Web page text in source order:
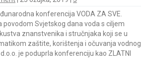
konferencija VODA ZA SVE.
povodom Svjetskog dana voda s ciljem
znanstvenika i stručnjaka koji se u
zaštite, korištenja i očuvanja vodnog
je poduprla konferenciju kao ZLATNI